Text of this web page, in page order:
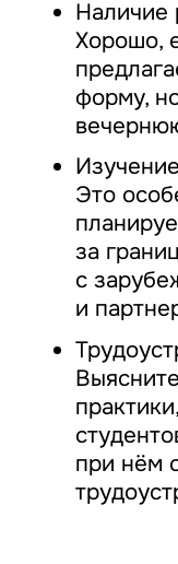
Наличие
Хорошо,
форму,
Это
за
с
и
при нём